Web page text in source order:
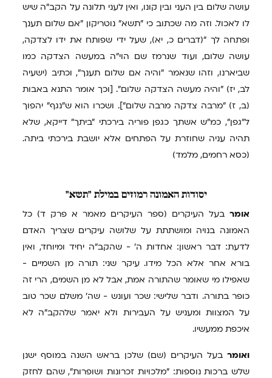
עושה שלום בין העני ובין קונו, ואין לעני תלונה על הקב"ה שיש
לו לאכול. וזה מה שכתוב כי "תשא" נוטריקון "אם שלום תענך
ופתחה לך "(דברים כ, יא), שעל ידי שפותח את ידו לצדקה,
עושה שלום, ועוד שנרמז שם הוי"ה במעשה הצדקה כמו
שביארנו, וזהו שנאמר "והיה אם שלום תענך", וכתיב (ישעיה
לב, יז) "והיה מעשה הצדקה שלום". [וכך אומר התנא באבות
(ב, ז) "מרבה צדקה מרבה שלום"]. ושכרו הוא ש"נגף" יהפוך
ל"גפן", כמ"ש אשתך כגפן פוריה בירכתי "ביתך" דייקא, שלא
תהיה עניה שחוזרת על הפתחים אלא יושבת בירכתי ביתה.
(כסא רחמים, מלמד)
יסודות האמונה רמוזים במילת "תשא"
אומר בעל העיקרים (ספר העיקרים מאמר א פרק ד) כל
האמונה בנויה ומושתתת על שלושה עיקרים שצריך האדם
לדעת: דבר ראשון: אחדות ה' - שהקב"ה יחיד ומיוחד, ואין
בורא אחר אלא הכל מידו. עיקר שני: תורה מן השמיים -
שאפילו מי שאומר שהתורה אמת, אבל לא מן השמים, הרי זה
כופר בתורה. ודבר שלישי: שכר ועונש - שה' משלם שכר טוב
על המצוות ומעניש על העבירות ולא יאמר שלהקב"ה לא
איכפת ממעשיו.
ואומר בעל העיקרים (שם) שלכן בראש השנה במוסף ישנן
שלש ברכות נוספות: "מלכויות זכרונות ושופרות", שהם לחזק